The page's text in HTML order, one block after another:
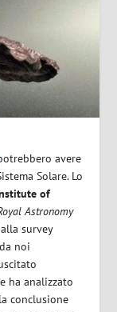
avere
Solare. Lo
of
Astronomy
survey
noi
ha analizzato
conclusione